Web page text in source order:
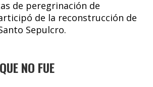
de peregrinación de
de la reconstrucción de
Sepulcro.
NO FUE